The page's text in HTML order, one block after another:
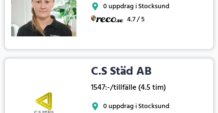
0 uppdrag i Stocksund
4.7 / 5
C.S Städ AB
1547:-/tillfälle (4.5 tim)
0 uppdrag i Stocksund